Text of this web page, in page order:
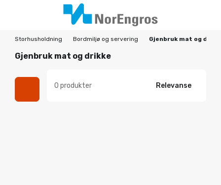
Storhusholdning Bordmiljø og servering Gjenbruk mat og
Gjenbruk mat og drikke
0 produkter Relevanse